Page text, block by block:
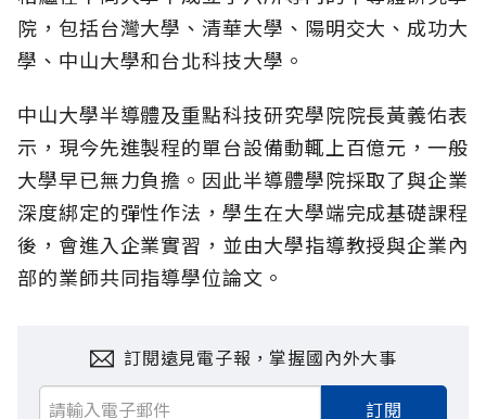
院，包括台灣大學、清華大學、陽明交大、成功大
學、中山大學和台北科技大學。
中山大學半導體及重點科技研究學院院長黃義佑表
示，現今先進製程的單台設備動輒上百億元，一般
大學早已無力負擔。因此半導體學院採取了與企業
深度綁定的彈性作法，學生在大學端完成基礎課程
後，會進入企業實習，並由大學指導教授與企業內
部的業師共同指導學位論文。
訂閱遠見電子報，掌握國內外大事
訂閱